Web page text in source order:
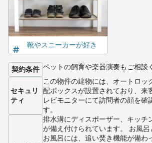
靴やスニーカーが好き
契約条件 ペットの飼育や楽器演奏もご相談
セキュリ
ティ
この物件の建物には、オートロッ
配ボックスが設置されており、来
レビモニターにて訪問者の顔を確
す。
排水溝にディスポーザー、キッチ
が備え付けられています。 お風呂
お風呂には、追い焚き機能が備わ